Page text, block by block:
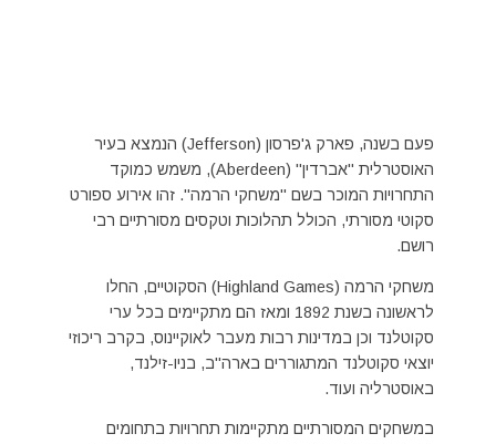
פעם בשנה, פארק ג'פרסון (Jefferson) הנמצא בעיר
האוסטרלית "אברדין" (Aberdeen), משמש כמוקד
התחרויות המוכר בשם "משחקי הרמה". זהו אירוע ספורט
סקוטי מסורתי, הכולל תהלוכות וטקסים מסורתיים רבי
רושם.
משחקי הרמה (Highland Games) הסקוטיים, החלו
לראשונה בשנת 1892 ומאז הם מתקיימים בכל ערי
סקוטלנד וכן במדינות רבות מעבר לאוקיינוס, בקרב ריכוזי
יוצאי סקוטלנד המתגוררים בארה"ב, בניו-זילנד,
באוסטרליה ועוד.
במשחקים המסורתיים מתקיימות תחרויות בתחומים